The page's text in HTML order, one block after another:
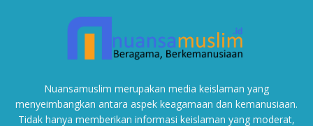
Nuansamuslim merupakan media keislaman yang
menyeimbangkan antara aspek keagamaan dan kemanusiaan.
Tidak hanya memberikan informasi keislaman yang moderat,